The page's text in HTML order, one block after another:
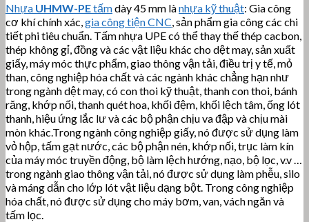
Nhựa UHMW-PEtấmdày 45 mm lànhựa kỹ thuật: Gia công
cơ khí chính xác,gia công tiện CNC, sản phẩm gia công các chi
tiết phi tiêu chuẩn. Tấm nhựa UPE có thể thay thế thép cacbon,
thép không gỉ, đồng và các vật liệu khác cho dệt may, sản xuất
giấy, máy móc thực phẩm, giao thông vận tải, điều trị y tế, mỏ
than, công nghiệp hóa chất và các ngành khác chẳng hạn như
trong ngành dệt may, có con thoi kỹ thuật, thanh con thoi, bánh
răng, khớp nối, thanh quét hoa, khối đệm, khối lệch tâm, ống lót
thanh, hiệu ứng lắc lư và các bộ phận chịu va đập và chịu mài
mòn khác.Trong ngành công nghiệp giấy, nó được sử dụng làm
vỏ hộp, tấm gạt nước, các bộ phận nén, khớp nối, trục làm kín
của máy móc truyền động, bộ làm lệch hướng, nạo, bộ lọc, v.v …
trong ngành giao thông vận tải, nó được sử dụng làm phễu, silo
và máng dẫn cho lớp lót vật liệu dạng bột. Trong công nghiệp
hóa chất, nó được sử dụng cho máy bơm, van, vách ngăn và
tấm lọc.